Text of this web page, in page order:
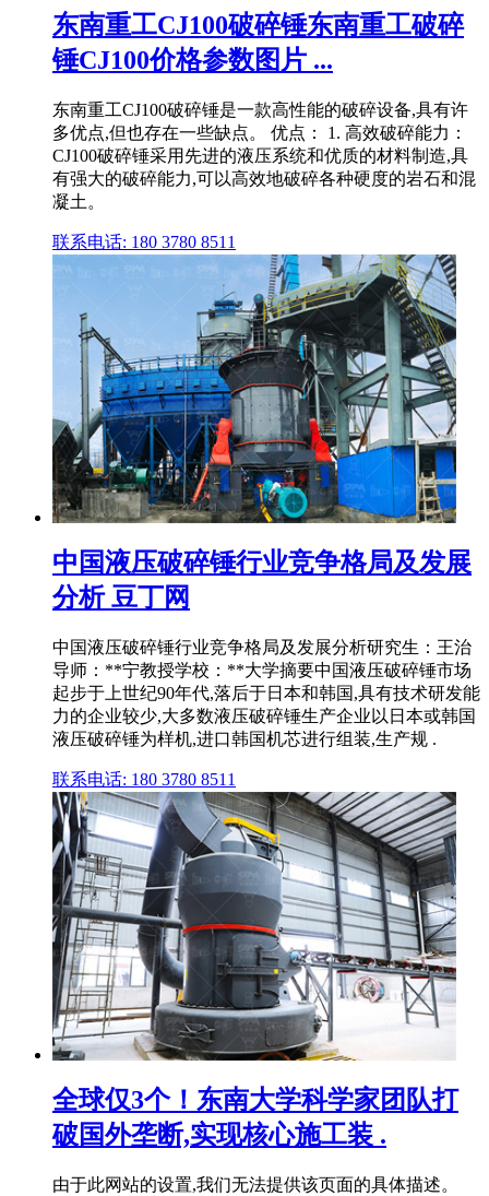
东南重工CJ100破碎锤东南重工破碎
锤CJ100价格参数图片 ...
东南重工CJ100破碎锤是一款高性能的破碎设备,具有许
多优点,但也存在一些缺点。 优点： 1. 高效破碎能力：
CJ100破碎锤采用先进的液压系统和优质的材料制造,具
有强大的破碎能力,可以高效地破碎各种硬度的岩石和混
凝土。
联系电话: 180 3780 8511
中国液压破碎锤行业竞争格局及发展
分析 豆丁网
中国液压破碎锤行业竞争格局及发展分析研究生：王治
导师：**宁教授学校：**大学摘要中国液压破碎锤市场
起步于上世纪90年代,落后于日本和韩国,具有技术研发能
力的企业较少,大多数液压破碎锤生产企业以日本或韩国
液压破碎锤为样机,进口韩国机芯进行组装,生产规 .
联系电话: 180 3780 8511
全球仅3个！东南大学科学家团队打
破国外垄断,实现核心施工装 .
由于此网站的设置,我们无法提供该页面的具体描述。